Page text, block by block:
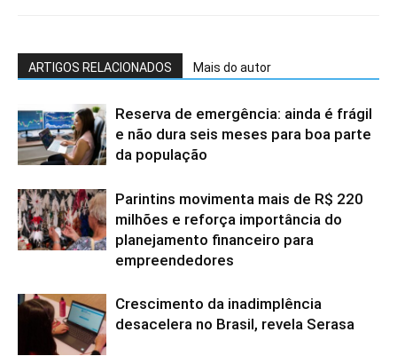
ARTIGOS RELACIONADOS Mais do autor
Reserva de emergência: ainda é frágil
e não dura seis meses para boa parte
da população
Parintins movimenta mais de R$ 220
milhões e reforça importância do
planejamento financeiro para
empreendedores
Crescimento da inadimplência
desacelera no Brasil, revela Serasa